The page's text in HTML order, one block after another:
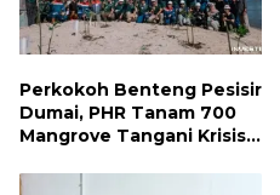
Perkokoh Benteng Pesisir
Dumai, PHR Tanam 700
Mangrove Tangani Krisis
Keanekaragaman Hayati